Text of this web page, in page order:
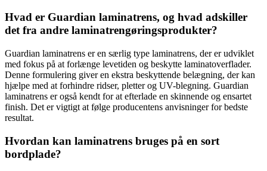
Hvad er Guardian laminatrens, og hvad adskiller
det fra andre laminatrengøringsprodukter?
Guardian laminatrens er en særlig type laminatrens, der er udviklet
med fokus på at forlænge levetiden og beskytte laminatoverflader.
Denne formulering giver en ekstra beskyttende belægning, der kan
hjælpe med at forhindre ridser, pletter og UV-blegning. Guardian
laminatrens er også kendt for at efterlade en skinnende og ensartet
finish. Det er vigtigt at følge producentens anvisninger for bedste
resultat.
Hvordan kan laminatrens bruges på en sort
bordplade?